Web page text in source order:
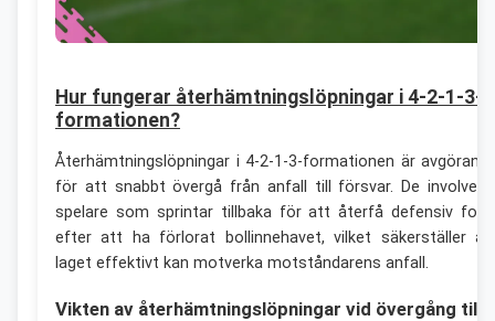
Hur fungerar återhämtningslöpningar i 4-2-1-3-
formationen?
Återhämtningslöpningar i 4-2-1-3-formationen är
för att snabbt övergå från anfall till försvar. De
spelare som sprintar tillbaka för att återfå defensiv
efter att ha förlorat bollinnehavet, vilket säkerställer
laget effektivt kan motverka motståndarens anfall.
Vikten av återhämtningslöpningar vid övergång till